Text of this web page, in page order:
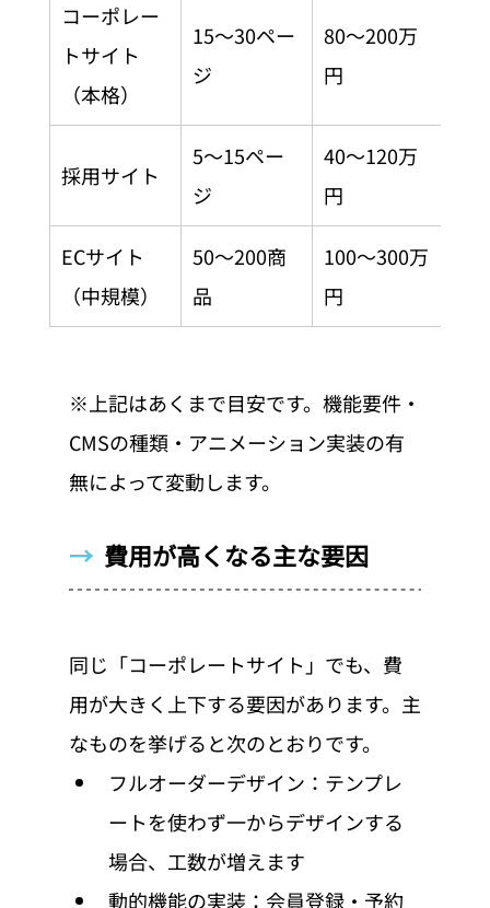
コーポレー
トサイト
（本格）
15〜30ペー
ジ
80〜200万
円
採用サイト
5〜15ペー
ジ
40〜120万
円
ECサイト
（中規模）
50〜200商
品
100〜300万
円
※上記はあくまで目安です。機能要件・
CMSの種類・アニメーション実装の有
無によって変動します。
→ 費用が高くなる主な要因
同じ「コーポレートサイト」でも、費
用が大きく上下する要因があります。主
なものを挙げると次のとおりです。
フルオーダーデザイン：テンプレ
ートを使わず一からデザインする
場合、工数が増えます
動的機能の実装：会員登録・予約